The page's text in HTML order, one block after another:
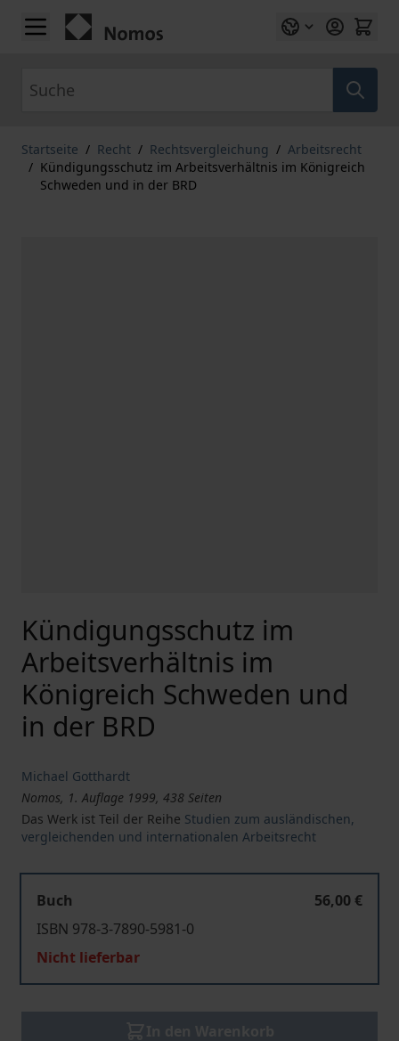
Zum Inhalt springen
Startseite / Recht / Rechtsvergleichung / Arbeitsrecht
/ Kündigungsschutz im Arbeitsverhältnis im Königreich
Schweden und in der BRD
Kündigungsschutz im
Arbeitsverhältnis im
Königreich Schweden und
in der BRD
Michael Gotthardt
Nomos, 1. Auflage 1999, 438 Seiten
Das Werk ist Teil der Reihe Studien zum ausländischen,
vergleichenden und internationalen Arbeitsrecht
Buch
56,00 €
ISBN 978-3-7890-5981-0
Nicht lieferbar